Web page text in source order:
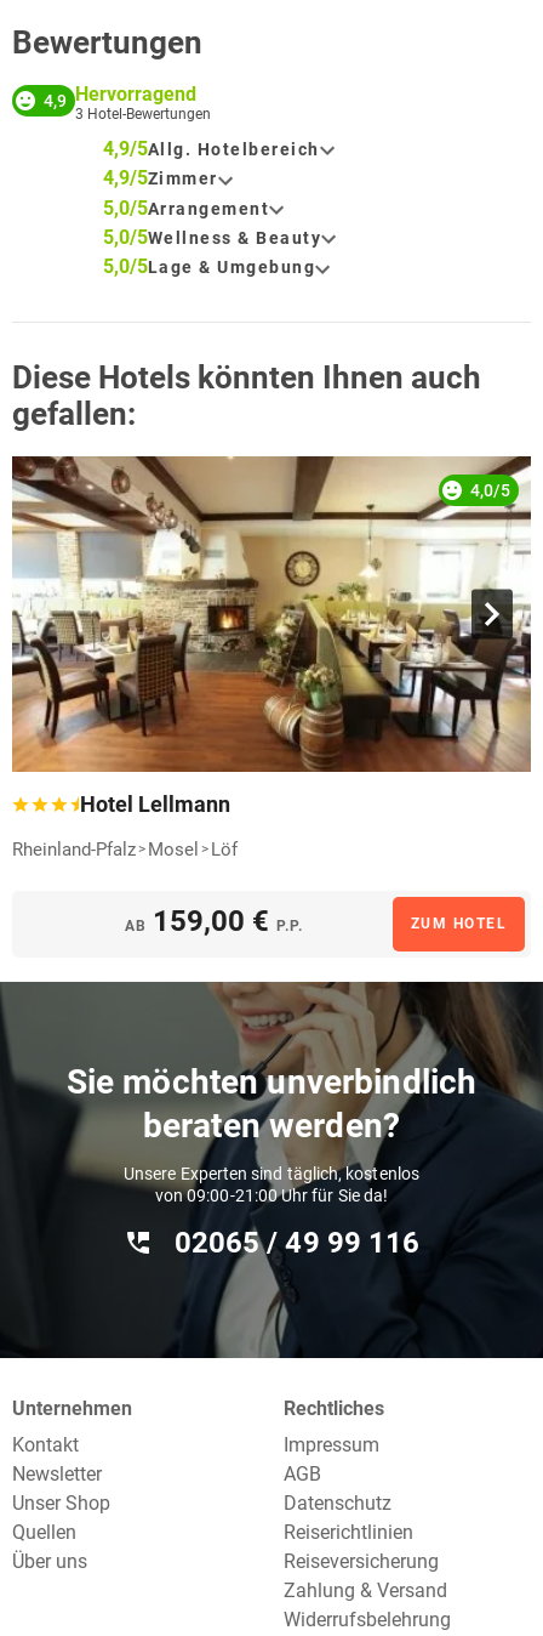
Bewertungen
4,9 Hervorragend
3 Hotel-Bewertungen
4,9/5Allg. Hotelbereich
4,9/5Zimmer
5,0/5Arrangement
5,0/5Wellness & Beauty
5,0/5Lage & Umgebung
Diese Hotels könnten Ihnen auch
gefallen:
4,0/5
Hotel Lellmann
Rheinland-Pfalz Mosel Löf
AB 159,00 € P.P. ZUM HOTEL
Sie möchten unverbindlich
beraten werden?
Unsere Experten sind täglich, kostenlos
von 09:00-21:00 Uhr für Sie da!
02065 / 49 ‌99 116
Unternehmen
Kontakt
Newsletter
Unser Shop
Quellen
Über uns
Rechtliches
Impressum
AGB
Datenschutz
Reiserichtlinien
Reiseversicherung
Zahlung & Versand
Widerrufsbelehrung